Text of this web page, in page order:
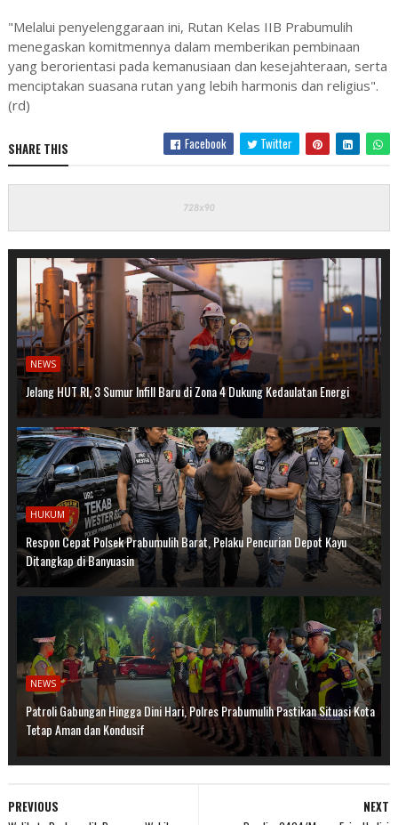
"Melalui penyelenggaraan ini, Rutan Kelas IIB Prabumulih
menegaskan komitmennya dalam memberikan pembinaan
yang berorientasi pada kemanusiaan dan kesejahteraan, serta
menciptakan suasana rutan yang lebih harmonis dan religius".
(rd)
SHARE THIS Facebook Twitter
NEWS
Jelang HUT RI, 3 Sumur Infill Baru di Zona 4 Dukung Kedaulatan Energi
HUKUM
Respon Cepat Polsek Prabumulih Barat, Pelaku Pencurian Depot Kayu
Ditangkap di Banyuasin
NEWS
Patroli Gabungan Hingga Dini Hari, Polres Prabumulih Pastikan Situasi Kota
Tetap Aman dan Kondusif
NEXT
PREVIOUS